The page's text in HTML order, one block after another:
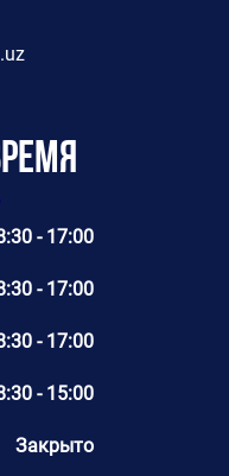
- 17:00
- 17:00
- 17:00
- 15:00
Закрыто